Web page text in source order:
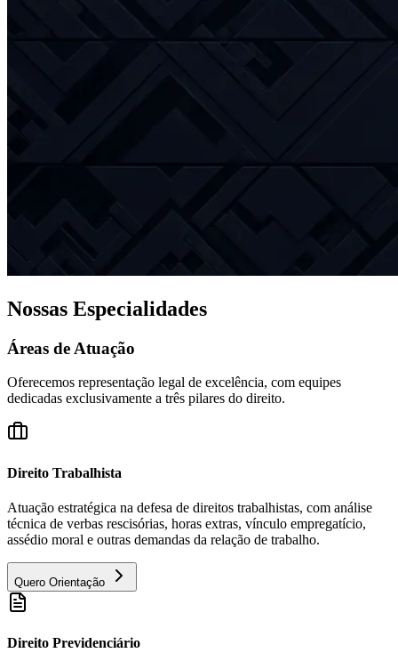
Nossas Especialidades
Áreas de Atuação
Oferecemos representação legal de excelência, com equipes
dedicadas exclusivamente a três pilares do direito.
Direito Trabalhista
Atuação estratégica na defesa de direitos trabalhistas, com análise
técnica de verbas rescisórias, horas extras, vínculo empregatício,
assédio moral e outras demandas da relação de trabalho.
Quero Orientação
Direito Previdenciário